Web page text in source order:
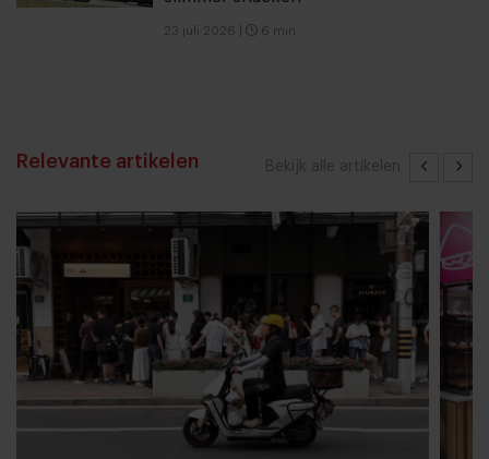
23 juli 2026 6 min
Bekijk alle artikelen
Relevante artikelen